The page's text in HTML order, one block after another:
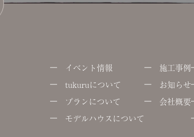
イベント情報
tukuruについて
プランについて
モデルハウスについて
施工事例
お知らせ
会社概要